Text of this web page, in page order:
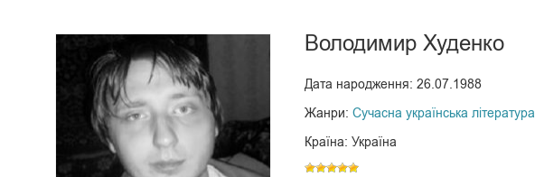
Володимир Худенко
Дата народження: 26.07.1988
Жанри: Сучасна українська література
Країна: Україна